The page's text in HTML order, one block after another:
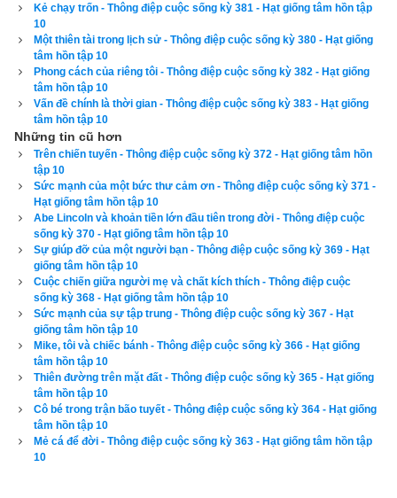
Tôi thay vào giường ông một tấm ra mới trắng tinh sạch sẽ và
đắp nó ngang ngực ông. Gương mặt ông ánh lên nét vui tươi.
“A, tôi cảm ơn cô nhiều lắm. Tôi thấy đỡ nhiều rồi, thật đấy. ” -
Ông nói, rồi nhấc cánh tay xương xẩu yếu đuối và run rẩy dò
dẫm ngăn kéo trong cái bàn cạnh giường. Ông lấy ra một
đồng xu sáng bóng và trao cho tôi. “Nó chẳng đáng gì so với
lòng tốt của cô, nhưng hôm nay quả là một ngày rất lạnh và tôi
nghĩ một cốc cà phê nóng hổi có thể giúp cô thoải mái phần
nào. ” - Ông nói.
Khi ngăn kéo được mở ra, tôi thấy trong đó có khoảng hai
chục đồng xu, chúng nằm rải rác giữa đồ dùng cá nhân của
ông. Đó là tất cả gia tài người đàn ông tội nghiệp này có được.
Kẻ chạy trốn - Thông điệp cuộc sống kỳ 381 - Hạt giống tâm hồn tập
10
Một thiên tài trong lịch sử - Thông điệp cuộc sống kỳ 380 - Hạt giống
tâm hồn tập 10
Phong cách của riêng tôi - Thông điệp cuộc sống kỳ 382 - Hạt giống
tâm hồn tập 10
Vấn đề chính là thời gian - Thông điệp cuộc sống kỳ 383 - Hạt giống
tâm hồn tập 10
Những tin cũ hơn
Trên chiến tuyến - Thông điệp cuộc sống kỳ 372 - Hạt giống tâm hồn
tập 10
Sức mạnh của một bức thư cảm ơn - Thông điệp cuộc sống kỳ 371 -
Hạt giống tâm hồn tập 10
Abe Lincoln và khoản tiền lớn đầu tiên trong đời - Thông điệp cuộc
sống kỳ 370 - Hạt giống tâm hồn tập 10
Sự giúp đỡ của một người bạn - Thông điệp cuộc sống kỳ 369 - Hạt
giống tâm hồn tập 10
Cuộc chiến giữa người mẹ và chất kích thích - Thông điệp cuộc
sống kỳ 368 - Hạt giống tâm hồn tập 10
Sức mạnh của sự tập trung - Thông điệp cuộc sống kỳ 367 - Hạt
giống tâm hồn tập 10
Mike, tôi và chiếc bánh - Thông điệp cuộc sống kỳ 366 - Hạt giống
tâm hồn tập 10
Thiên đường trên mặt đất - Thông điệp cuộc sống kỳ 365 - Hạt giống
tâm hồn tập 10
Cô bé trong trận bão tuyết - Thông điệp cuộc sống kỳ 364 - Hạt giống
tâm hồn tập 10
Mẻ cá để đời - Thông điệp cuộc sống kỳ 363 - Hạt giống tâm hồn tập
10